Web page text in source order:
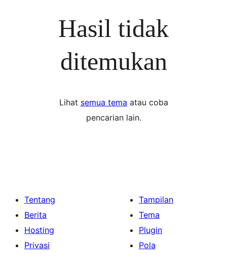
Hasil tidak
ditemukan
Lihat semua tema atau coba
pencarian lain.
Tentang
Berita
Hosting
Privasi
Tampilan
Tema
Plugin
Pola